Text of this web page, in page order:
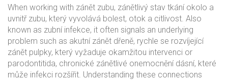
When working with zánět zubu, zánětlivý stav tkání okolo a
uvnitř zubu, který vyvolává bolest, otok a citlivost. Also
known as zubní infekce, it often signals an underlying
problem such as akutní zánět dřeně, rychle se rozvíjející
zánět pulpky, který vyžaduje okamžitou intervenci or
parodontitida, chronické zánětlivé onemocnění dásní, které
může infekci rozšířit. Understanding these connections